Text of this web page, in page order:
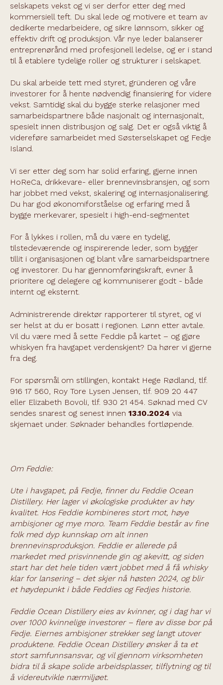
selskapets vekst og vi ser derfor etter deg med
kommersiell teft. Du skal lede og motivere et team av
dedikerte medarbeidere, og sikre lønnsom, sikker og
effektiv drift og produksjon. Vår nye leder balanserer
entreprenørånd med profesjonell ledelse, og er i stand
til å etablere tydelige roller og strukturer i selskapet.
Du skal arbeide tett med styret, gründeren og våre
investorer for å hente nødvendig finansiering for videre
vekst. Samtidig skal du bygge sterke relasjoner med
samarbeidspartnere både nasjonalt og internasjonalt,
spesielt innen distribusjon og salg. Det er også viktig å
videreføre samarbeidet med Søsterselskapet og Fedje
Island.
Vi ser etter deg som har solid erfaring, gjerne innen
HoReCa, drikkevare- eller brennevinsbransjen, og som
har jobbet med vekst, skalering og internasjonalisering.
Du har god økonomiforståelse og erfaring med å
bygge merkevarer, spesielt i high-end-segmentet
For å lykkes i rollen, må du være en tydelig,
tilstedeværende og inspirerende leder, som bygger
tillit i organisasjonen og blant våre samarbeidspartnere
og investorer. Du har gjennomføringskraft, evner å
prioritere og delegere og kommuniserer godt - både
internt og eksternt.
Administrerende direktør rapporterer til styret, og vi
ser helst at du er bosatt i regionen. Lønn etter avtale.
Vil du være med å sette Feddie på kartet – og gjøre
whiskyen fra havgapet verdenskjent? Da hører vi gjerne
fra deg.
For spørsmål om stillingen, kontakt Hege Rødland, tlf.
916 17 560, Roy Tore Lysen Jensen, tlf. 909 20 447
eller Elizabeth Bovoli, tlf. 930 21 454. Søknad med CV
sendes snarest og senest innen 13.10.2024 via
skjemaet under. Søknader behandles fortløpende.
Om Feddie:
Ute i havgapet, på Fedje, finner du Feddie Ocean
Distillery. Her lager vi økologiske produkter av høy
kvalitet. Hos Feddie kombineres stort mot, høye
ambisjoner og mye moro. Team Feddie består av fine
folk med dyp kunnskap om alt innen
brennevinsproduksjon. Feddie er allerede på
markedet med prisvinnende gin og akevitt, og siden
start har det hele tiden vært jobbet med å få whisky
klar for lansering – det skjer nå høsten 2024, og blir
et høydepunkt i både Feddies og Fedjes historie.
Feddie Ocean Distillery eies av kvinner, og i dag har vi
over 1000 kvinnelige investorer – flere av disse bor på
Fedje. Eiernes ambisjoner strekker seg langt utover
produktene. Feddie Ocean Distillery ønsker å ta et
stort samfunnsansvar, og vil gjennom virksomheten
bidra til å skape solide arbeidsplasser, tilflytning og til
å videreutvikle nærmiljøet.